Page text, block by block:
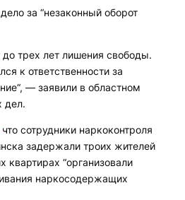
за “незаконный оборот
до трех лет лишения свободы.
к ответственности за
— заявили в областном
дел.
что сотрудники наркоконтроля
задержали троих жителей
квартирах “организовали
наркосодержащих